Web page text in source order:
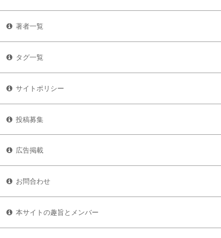
著者一覧
タグ一覧
サイトポリシー
投稿募集
広告掲載
お問合わせ
本サイトの趣旨とメンバー